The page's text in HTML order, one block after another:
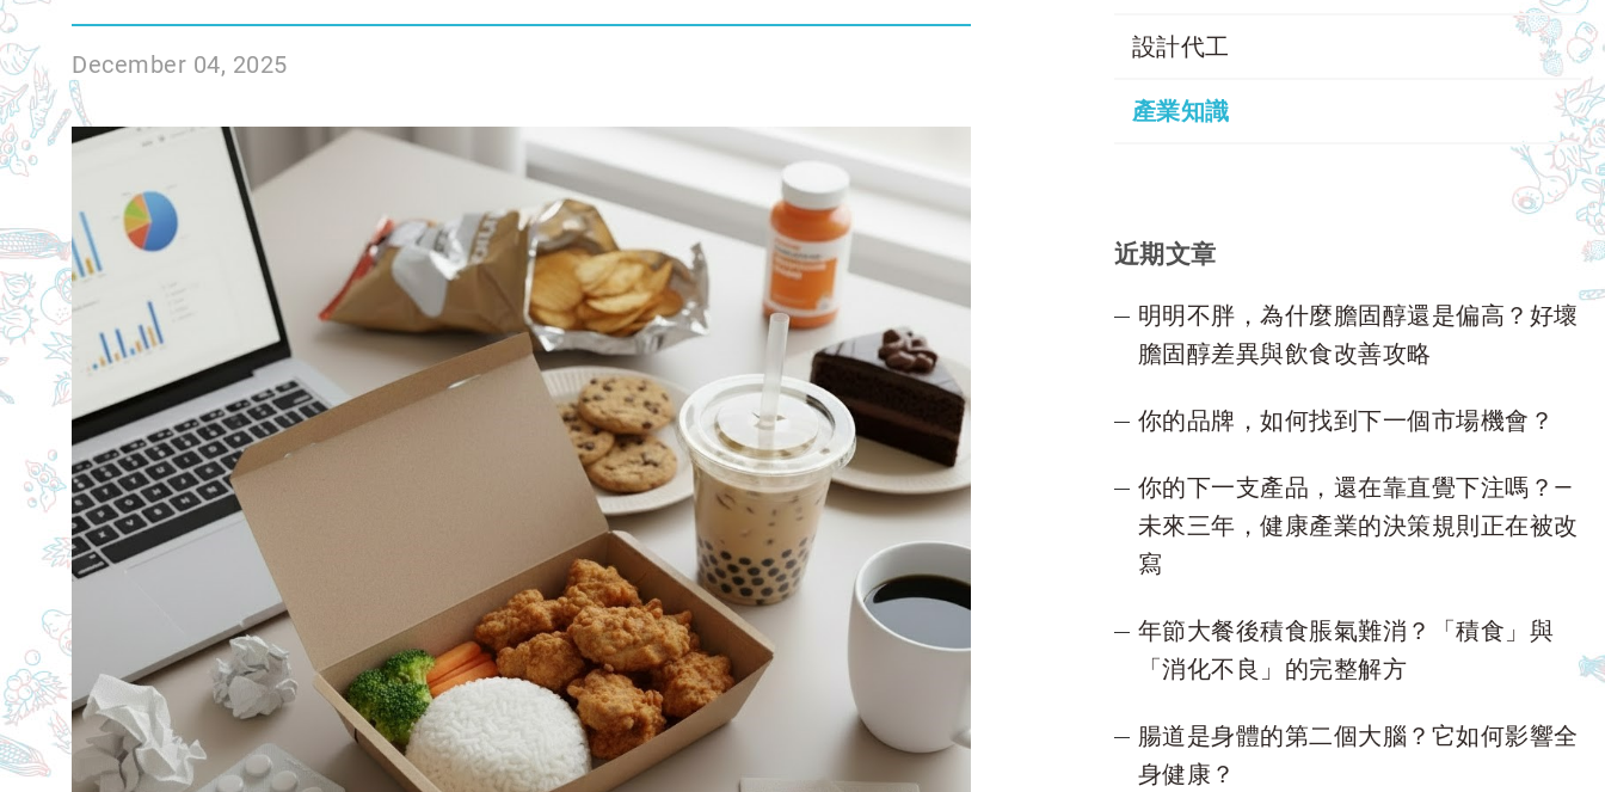
December 04, 2025
設計代工
產業知識
近期文章
明明不胖，為什麼膽固醇還是偏高？好壞
膽固醇差異與飲食改善攻略
你的品牌，如何找到下一個市場機會？
你的下一支產品，還在靠直覺下注嗎？—
未來三年，健康產業的決策規則正在被改
寫
年節大餐後積食脹氣難消？「積食」與
「消化不良」的完整解方
腸道是身體的第二個大腦？它如何影響全
身健康？